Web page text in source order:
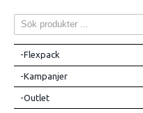
-Flexpack
-Kampanjer
-Outlet